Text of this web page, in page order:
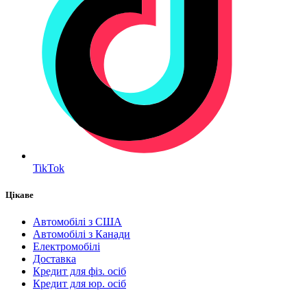
TikTok
Цікаве
Автомобілі з США
Автомобілі з Канади
Електромобілі
Доставка
Кредит для фіз. осіб
Кредит для юр. осіб